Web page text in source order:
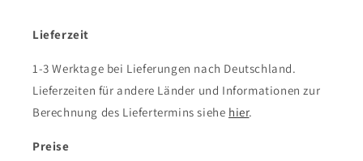
Lieferzeit
1-3 Werktage bei Lieferungen nach Deutschland.
Lieferzeiten für andere Länder und Informationen zur
Berechnung des Liefertermins siehe hier.
Preise